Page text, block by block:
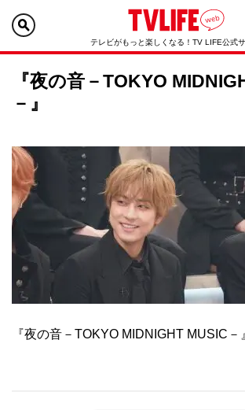
テレビがもっと楽しくなる！TV LIFE公式
『夜の音－TOKYO
－』
『夜の音－TOKYO MIDNIGHT MUSIC－